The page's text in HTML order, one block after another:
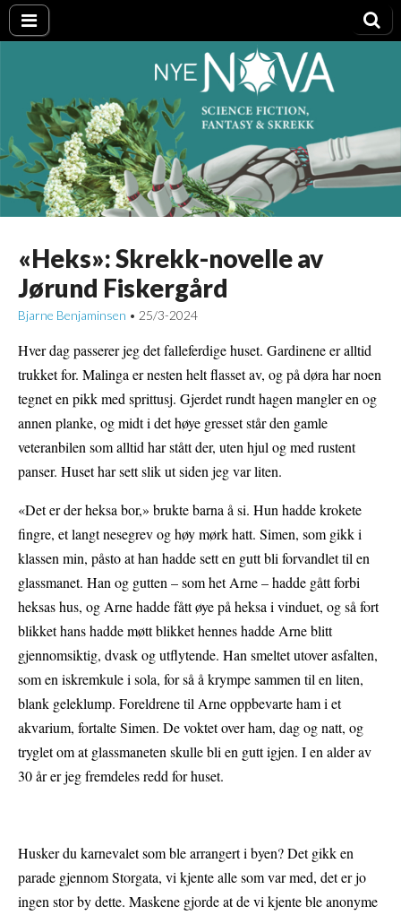
Nye NOVA
«Heks»: Skrekk-novelle av
Jørund Fiskergård
Bjarne Benjaminsen • 25/3-2024
Hver dag passerer jeg det falleferdige huset. Gardinene er alltid
trukket for. Malinga er nesten helt flasset av, og på døra har noen
tegnet en pikk med sprittusj. Gjerdet rundt hagen mangler en og
annen planke, og midt i det høye gresset står den gamle
veteranbilen som alltid har stått der, uten hjul og med rustent
panser. Huset har sett slik ut siden jeg var liten.
«Det er der heksa bor,» brukte barna å si. Hun hadde krokete
fingre, et langt nesegrev og høy mørk hatt. Simen, som gikk i
klassen min, påsto at han hadde sett en gutt bli forvandlet til en
glassmanet. Han og gutten – som het Arne – hadde gått forbi
heksas hus, og Arne hadde fått øye på heksa i vinduet, og så fort
blikket hans hadde møtt blikket hennes hadde Arne blitt
gjennomsiktig, dvask og utflytende. Han smeltet utover asfalten,
som en iskremkule i sola, for så å krympe sammen til en liten,
blank geleklump. Foreldrene til Arne oppbevarte ham i et
akvarium, fortalte Simen. De voktet over ham, dag og natt, og
tryglet om at glassmaneten skulle bli en gutt igjen. I en alder av
30 år er jeg fremdeles redd for huset.
Husker du karnevalet som ble arrangert i byen? Det gikk en
parade gjennom Storgata, vi kjente alle som var med, det er jo
ingen stor by dette. Maskene gjorde at de vi kjente ble anonyme